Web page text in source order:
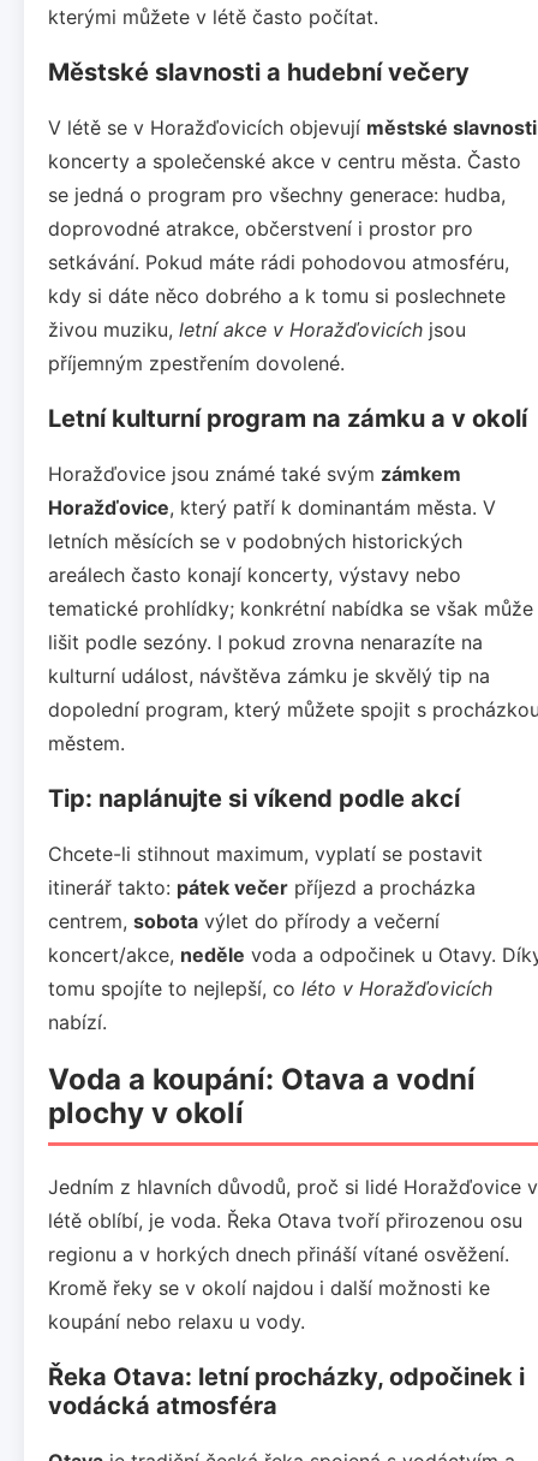
kterými můžete v létě často počítat.
Městské slavnosti a hudební večery
V létě se v Horažďovicích objevují městské slavnosti
koncerty a společenské akce v centru města. Často
se jedná o program pro všechny generace: hudba,
doprovodné atrakce, občerstvení i prostor pro
setkávání. Pokud máte rádi pohodovou atmosféru,
kdy si dáte něco dobrého a k tomu si poslechnete
živou muziku, letní akce v Horažďovicích jsou
příjemným zpestřením dovolené.
Letní kulturní program na zámku a v okolí
Horažďovice jsou známé také svým zámkem
Horažďovice, který patří k dominantám města. V
letních měsících se v podobných historických
areálech často konají koncerty, výstavy nebo
tematické prohlídky; konkrétní nabídka se však může
lišit podle sezóny. I pokud zrovna nenarazíte na
kulturní událost, návštěva zámku je skvělý tip na
dopolední program, který můžete spojit s
městem.
Tip: naplánujte si víkend podle akcí
Chcete-li stihnout maximum, vyplatí se postavit
itinerář takto: pátek večer příjezd a procházka
centrem, sobota výlet do přírody a večerní
koncert/akce, neděle voda a odpočinek u Otavy.
tomu spojíte to nejlepší, co léto v Horažďovicích
nabízí.
Voda a koupání: Otava a vodní
plochy v okolí
Jedním z hlavních důvodů, proč si lidé Horažďovice v
létě oblíbí, je voda. Řeka Otava tvoří přirozenou osu
regionu a v horkých dnech přináší vítané osvěžení.
Kromě řeky se v okolí najdou i další možnosti ke
koupání nebo relaxu u vody.
Řeka Otava: letní procházky, odpočinek i
vodácká atmosféra